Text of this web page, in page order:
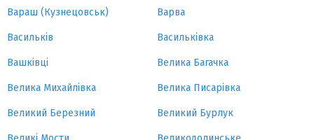
Вараш (Кузнецовськ) Варва
Васильків Васильківка
Вашківці Велика Багачка
Велика Михайлівка Велика Писарівка
Великий Березний Великий Бурлук